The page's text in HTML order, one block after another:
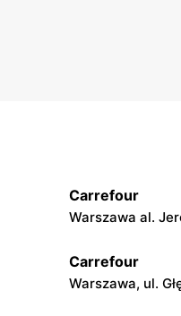
Carrefour
Warszawa al.
Carrefour
Warszawa, ul.